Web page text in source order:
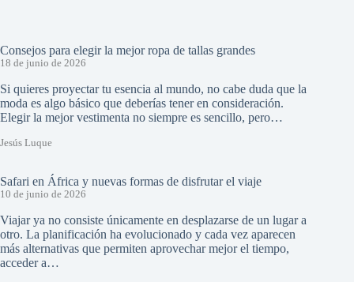
Consejos para elegir la mejor ropa de tallas grandes
18 de junio de 2026
Si quieres proyectar tu esencia al mundo, no cabe duda que la
moda es algo básico que deberías tener en consideración.
Elegir la mejor vestimenta no siempre es sencillo, pero…
Jesús Luque
Safari en África y nuevas formas de disfrutar el viaje
10 de junio de 2026
Viajar ya no consiste únicamente en desplazarse de un lugar a
otro. La planificación ha evolucionado y cada vez aparecen
más alternativas que permiten aprovechar mejor el tiempo,
acceder a…